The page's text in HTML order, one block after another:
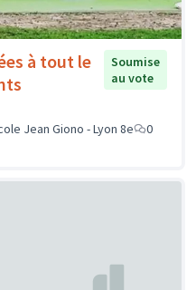
à tout le
Soumise
au vote
Jean Giono - Lyon 8e
0